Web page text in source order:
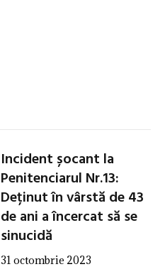
Incident șocant la
Penitenciarul Nr.13:
Deținut în vârstă de 43
de ani a încercat să se
sinucidă
31 octombrie 2023